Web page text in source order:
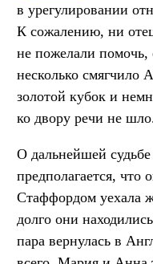
в урегулировании
К сожалению, ни
не пожелали
несколько смягчило
золотой кубок и
ко двору речи не
О дальнейшей
предполагается, что
Стаффордом уехала
долго они
пара вернулась в